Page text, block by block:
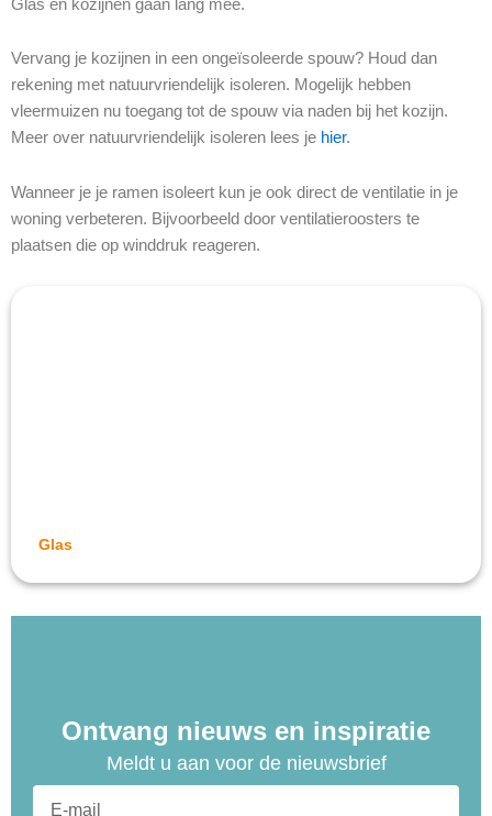
Glas en kozijnen gaan lang mee.
Vervang je kozijnen in een ongeïsoleerde spouw? Houd dan
rekening met natuurvriendelijk isoleren. Mogelijk hebben
vleermuizen nu toegang tot de spouw via naden bij het kozijn.
Meer over natuurvriendelijk isoleren lees je hier.
Wanneer je je ramen isoleert kun je ook direct de ventilatie in je
woning verbeteren. Bijvoorbeeld door ventilatieroosters te
plaatsen die op winddruk reageren.
Glas
Ontvang nieuws en inspiratie
Meldt u aan voor de nieuwsbrief